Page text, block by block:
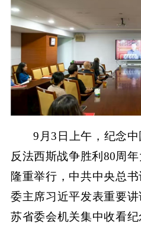
9月3日上午，纪念
反法西斯战争胜利80周
隆重举行，中共中央总
委主席习近平发表重要
苏省委会机关集中收看